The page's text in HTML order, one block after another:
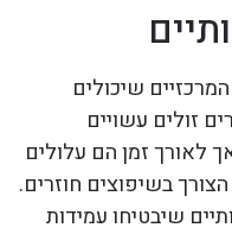
שיכולים
זולים עשויים
לאורך זמן הם עלולים
בשיפוצים חוזרים.
שיבטיחו עמידות